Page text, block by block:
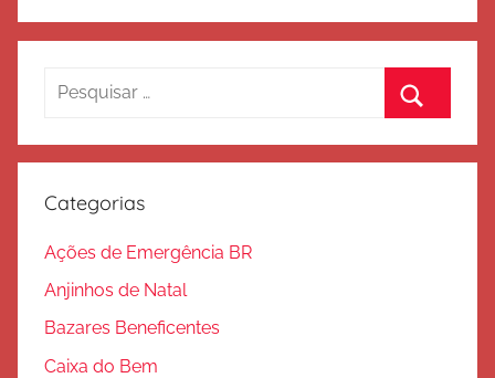
Pesquisar
Categorias
Ações de Emergência BR
Anjinhos de Natal
Bazares Beneficentes
Caixa do Bem